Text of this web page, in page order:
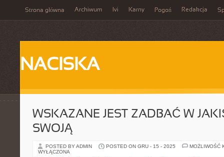
Strona główna Archiwum Ivi Karny Pogoń Redakcja
NACISKA
WSKAZANE JEST ZADBAĆ W
SWOJĄ
POSTED BY ADMIN POSTED ON GRU - 15 - 2025
MOŻLIWOŚĆ
WYŁĄCZONA